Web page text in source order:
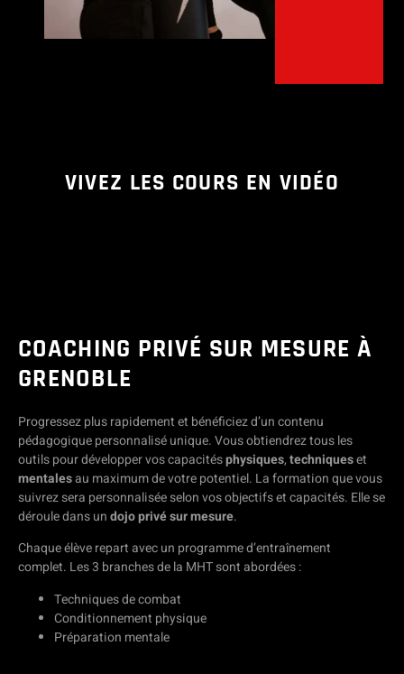
VIVEZ LES COURS EN VIDÉO
COACHING PRIVÉ SUR MESURE À
GRENOBLE
Progressez plus rapidement et bénéficiez d’un contenu
pédagogique personnalisé unique. Vous obtiendrez tous les
outils pour développer vos capacitésphysiques,techniqueset
mentalesau maximum de votre potentiel. La formation que vous
suivrez sera personnalisée selon vos objectifs et capacités. Elle se
déroule dans undojo privé sur mesure.
Chaque élève repart avec un programme d’entraînement
complet. Les 3 branches de la MHT sont abordées :
Techniques de combat
Conditionnement physique
Préparation mentale